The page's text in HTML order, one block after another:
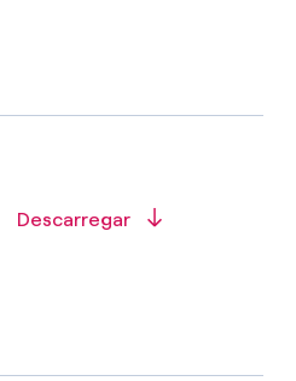
Descarregar